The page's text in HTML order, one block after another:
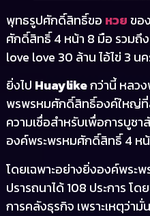
พุทธรูปศักดิ์สิทธิ์ขอ หวยขอ
ศักดิ์สิทธิ์ 4 หน้า 8 มือ รวมถึ
love love 30 ล้าน ไอ้ไข่ 3 น
ยิ่งไป Huaylikeกว่านี้ หลวง
พรพรหมศักดิ์สิทธิ์องค์ใหญ่ที่
ความเชื่อสำหรับเพื่อการบูช
องค์พระพรหมศักดิ์สิทธิ์ 4 ห
โดยเฉพาะอย่างยิ่งองค์พระ
ปรารถนาได้ 108 ประการ โด
การคลังธุรกิจ เพราะเหตุว่า